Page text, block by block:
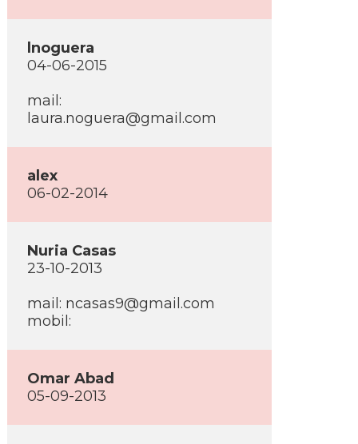
lnoguera
04-06-2015
mail:
laura.noguera@gmail.com
alex
06-02-2014
Nuria Casas
23-10-2013
mail: ncasas9@gmail.com
mobil:
Omar Abad
05-09-2013